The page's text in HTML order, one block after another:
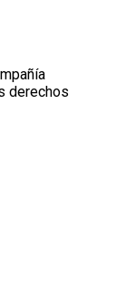
derechos